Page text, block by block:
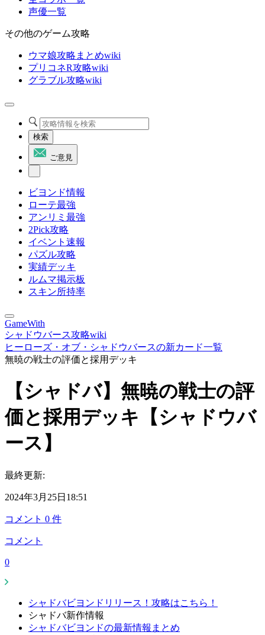
声優一覧
その他のゲーム攻略
ウマ娘攻略まとめwiki
プリコネR攻略wiki
グラブル攻略wiki
検索
ご意見
ビヨンド情報
ローテ最強
アンリミ最強
2Pick攻略
イベント速報
パズル攻略
実績デッキ
ルムマ掲示板
スキン所持率
GameWith
シャドウバース攻略wiki
ヒーローズ・オブ・シャドウバースの新カード一覧
無暁の戦士の評価と採用デッキ
【シャドバ】無暁の戦士の評
価と採用デッキ【シャドウバ
ース】
最終更新:
2024年3月25日18:51
コメント 0 件
コメント
0
シャドバビヨンドリリース！攻略はこちら！
シャドバ新作情報
シャドバビヨンドの最新情報まとめ